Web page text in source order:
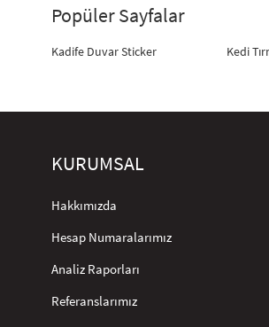
Popüler Sayfalar
Kadife Duvar Sticker Kedi
KURUMSAL
Hakkımızda
Hesap Numaralarımız
Analiz Raporları
Referanslarımız